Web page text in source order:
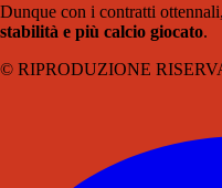
Dunque con i contratti ottennali,
stabilità e più calcio giocato.
© RIPRODUZIONE